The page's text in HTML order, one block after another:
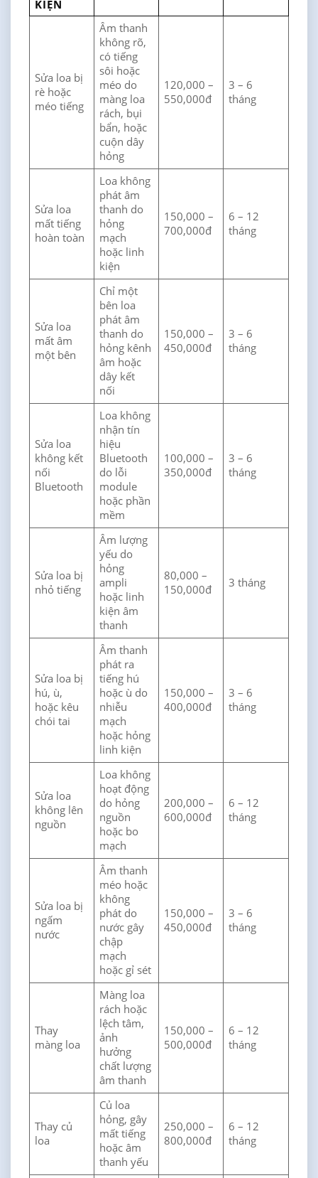
KIỆN
Sửa loa bị
rè hoặc
méo tiếng
Âm thanh
không rõ,
có tiếng
sôi hoặc
méo do
màng loa
rách, bụi
bẩn, hoặc
cuộn dây
hỏng
120,000 –
550,000đ
3 – 6
tháng
Sửa loa
mất tiếng
hoàn toàn
Loa không
phát âm
thanh do
hỏng
mạch
hoặc linh
kiện
150,000 –
700,000đ
6 – 12
tháng
Sửa loa
mất âm
một bên
Chỉ một
bên loa
phát âm
thanh do
hỏng kênh
âm hoặc
dây kết
nối
150,000 –
450,000đ
3 – 6
tháng
Sửa loa
không kết
nối
Bluetooth
Loa không
nhận tín
hiệu
Bluetooth
do lỗi
module
hoặc phần
mềm
100,000 –
350,000đ
3 – 6
tháng
Sửa loa bị
nhỏ tiếng
Âm lượng
yếu do
hỏng
ampli
hoặc linh
kiện âm
thanh
80,000 –
150,000đ
3 tháng
Sửa loa bị
hú, ù,
hoặc kêu
chói tai
Âm thanh
phát ra
tiếng hú
hoặc ù do
nhiễu
mạch
hoặc hỏng
linh kiện
150,000 –
400,000đ
3 – 6
tháng
Sửa loa
không lên
nguồn
Loa không
hoạt động
do hỏng
nguồn
hoặc bo
mạch
200,000 –
600,000đ
6 – 12
tháng
Sửa loa bị
ngấm
nước
Âm thanh
méo hoặc
không
phát do
nước gây
chập
mạch
hoặc gỉ sét
150,000 –
450,000đ
3 – 6
tháng
Thay
màng loa
Màng loa
rách hoặc
lệch tâm,
ảnh
hưởng
chất lượng
âm thanh
150,000 –
500,000đ
6 – 12
tháng
Thay củ
loa
Củ loa
hỏng, gây
mất tiếng
hoặc âm
thanh yếu
250,000 –
800,000đ
6 – 12
tháng